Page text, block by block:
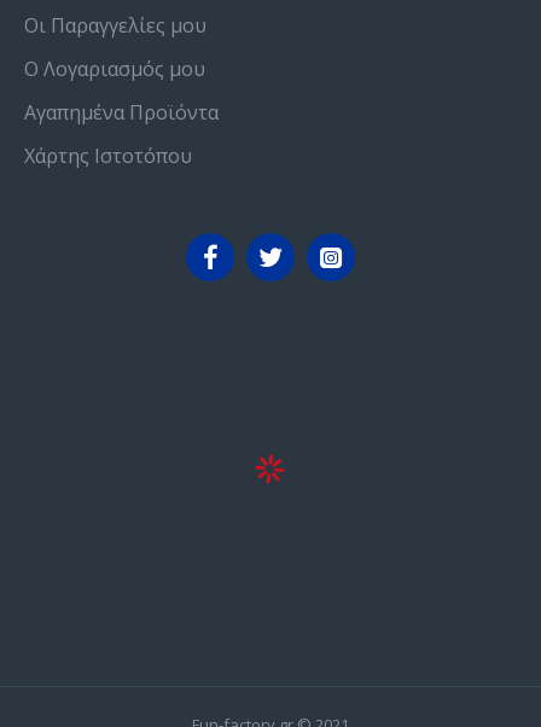
Οι Παραγγελίες μου
Ο Λογαριασμός μου
Αγαπημένα Προϊόντα
Χάρτης Ιστοτόπου